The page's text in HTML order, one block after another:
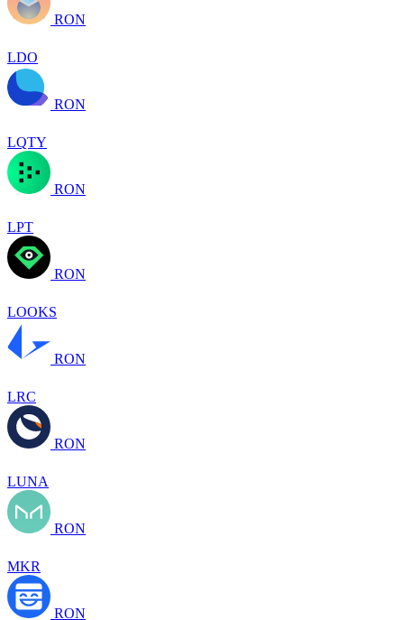
RON
LDO
RON
LQTY
RON
LPT
RON
LOOKS
RON
LRC
RON
LUNA
RON
MKR
RON